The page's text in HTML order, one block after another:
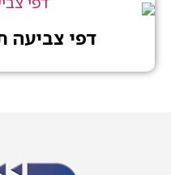
דפי צביעה